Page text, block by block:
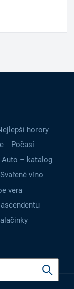
horory
Počasí
Auto – katalog
Svařené víno
vera